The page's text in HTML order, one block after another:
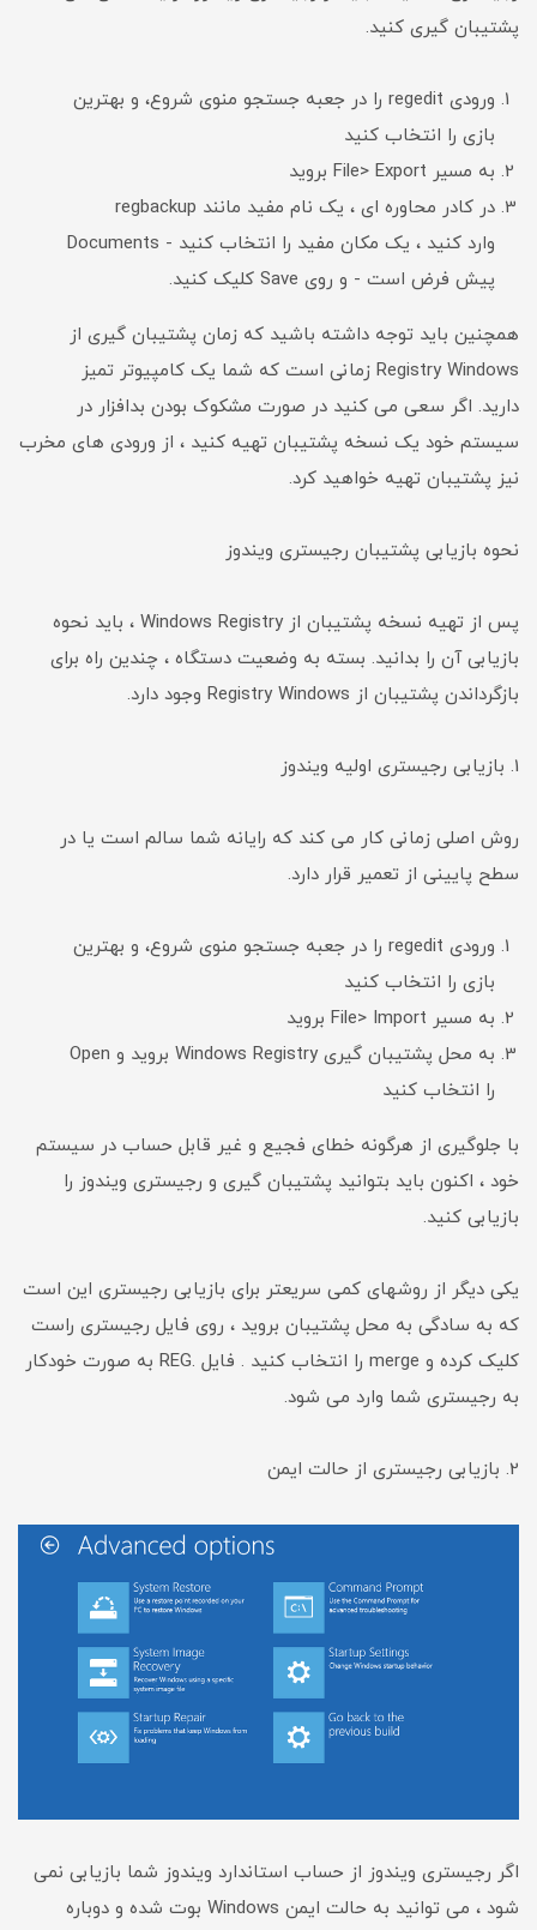
پشتیبان گیری کنید.
ورودی regedit را در جعبه جستجو منوی شروع، و بهترین
بازی را انتخاب کنید
به مسیر File> Export بروید
در کادر محاوره ای ، یک نام مفید مانند regbackup
وارد کنید ، یک مکان مفید را انتخاب کنید - Documents
پیش فرض است - و روی Save کلیک کنید.
همچنین باید توجه داشته باشید که زمان پشتیبان گیری از
Registry Windows زمانی است که شما یک کامپیوتر تمیز
دارید. اگر سعی می کنید در صورت مشکوک بودن بدافزار در
سیستم خود یک نسخه پشتیبان تهیه کنید ، از ورودی های مخرب
نیز پشتیبان تهیه خواهید کرد.
نحوه بازیابی پشتیبان رجیستری ویندوز
پس از تهیه نسخه پشتیبان از Windows Registry ، باید نحوه
بازیابی آن را بدانید. بسته به وضعیت دستگاه ، چندین راه برای
بازگرداندن پشتیبان از Registry Windows وجود دارد.
1. بازیابی رجیستری اولیه ویندوز
روش اصلی زمانی کار می کند که رایانه شما سالم است یا در
سطح پایینی از تعمیر قرار دارد.
ورودی regedit را در جعبه جستجو منوی شروع، و بهترین
بازی را انتخاب کنید
به مسیر File> Import بروید
به محل پشتیبان گیری Windows Registry بروید و Open
را انتخاب کنید
با جلوگیری از هرگونه خطای فجیع و غیر قابل حساب در سیستم
خود ، اکنون باید بتوانید پشتیبان گیری و رجیستری ویندوز را
بازیابی کنید.
یکی دیگر از روشهای کمی سریعتر برای بازیابی رجیستری این است
که به سادگی به محل پشتیبان بروید ، روی فایل رجیستری راست
کلیک کرده و merge را انتخاب کنید . فایل .REG به صورت خودکار
به رجیستری شما وارد می شود.
2. بازیابی رجیستری از حالت ایمن
اگر رجیستری ویندوز از حساب استاندارد ویندوز شما بازیابی نمی
شود ، می توانید به حالت ایمن Windows بوت شده و دوباره